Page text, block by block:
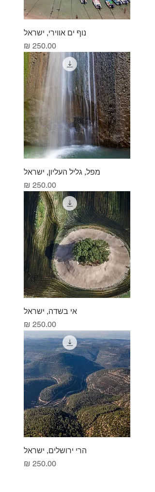
נוף ים אווירי, ישראל
מחיר
מפל, גליל העליון, ישראל
מחיר
אי בשדה, ישראל
מחיר
הרי ירושלים, ישראל
מחיר